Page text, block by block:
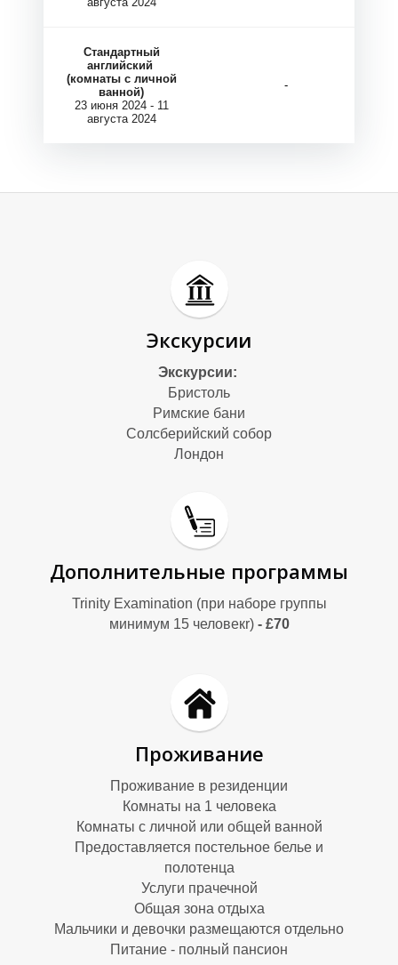
А
М
Стандартный
английский
(комнаты с личной
ванной)
23 июня 2024 - 11
августа 2024
-
Экскурсии
Экскурсии:
Бристоль
Римские бани
Солсберийский собор
Лондон
Дополнительные программы
Trinity Examination (при наборе группы
минимум 15 человекr)- £70
Проживание
Проживание в резиденции
Комнаты на 1 человека
Комнаты с личной или общей ванной
Предоставляется постельное белье и
полотенца
Услуги прачечной
Общая зона отдыха
Мальчики и девочки размещаются отдельно
Питание - полный пансион
А
М